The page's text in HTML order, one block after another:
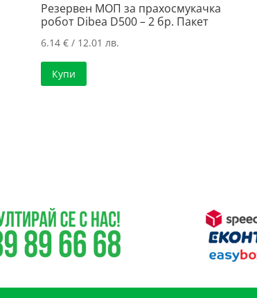
Резервен МОП за прахосмукачка
робот Dibea D500 – 2 бр. Пакет
6.14 €/ 12.01 лв.
Купи